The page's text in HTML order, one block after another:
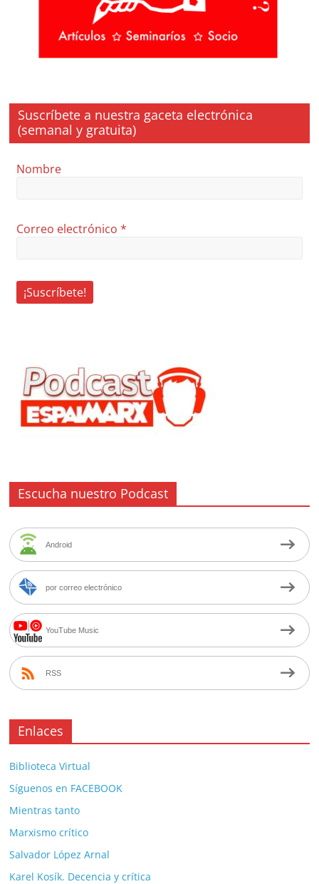
Suscríbete a nuestra gaceta electrónica
(semanal y gratuita)
Nombre
Correo electrónico*
Escucha nuestro Podcast
Android
por correo electrónico
YouTube Music
RSS
Enlaces
Biblioteca Virtual
Síguenos en FACEBOOK
Mientras tanto
Marxismo crítico
Salvador López Arnal
Karel Kosík. Decencia y crítica